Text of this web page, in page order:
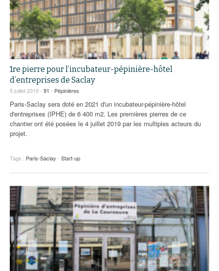
1re pierre pour l’incubateur-pépinière-hôtel
d’entreprises de Saclay
5 juillet 2019 - 91 - Pépinières
Paris-Saclay sera doté en 2021 d'un incubateur-pépinière-hôtel
d'entreprises (IPHE) de 6 400 m2. Les premières pierres de ce
chantier ont été posées le 4 juillet 2019 par les multiples acteurs du
projet.
Tags : Paris-Saclay - Start-up